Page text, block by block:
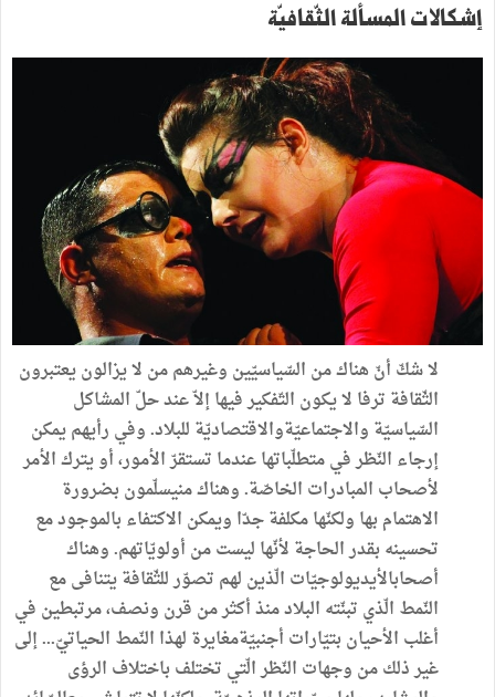
إشكالات‭ ‬المسألة‭ ‬الثّقافيّة
لا شكّ أنّ هناك من السّياسيّين وغيرهم من لا يزالون يعتبرون
الثّقافة ترفا لا يكون التّفكير فيها إلاّ عند حلّ المشاكل
السّياسيّة والاجتماعيّةوالاقتصاديّة للبلاد. وفي رأيهم يمكن
إرجاء النّظر في متطلّباتها عندما تستقرّ الأمور، أو يترك الأمر
لأصحاب المبادرات الخاصّة. وهناك منيسلّمون بضرورة
الاهتمام بها ولكنّها مكلفة جدّا ويمكن الاكتفاء بالموجود مع
تحسينه بقدر الحاجة لأنّها ليست من أولويّاتهم. وهناك
أصحابالأيديولوجيّات الّذين لهم تصوّر للثّقافة يتنافى مع
النّمط الّذي تبنّته البلاد منذ أكثر من قرن ونصف، مرتبطين في
أغلب الأحيان بتيّارات أجنبيّةمغايرة لهذا النّمط الحياتيّ... إلى
غير ذلك من وجهات النّظر الّتي تختلف باختلاف الرؤى